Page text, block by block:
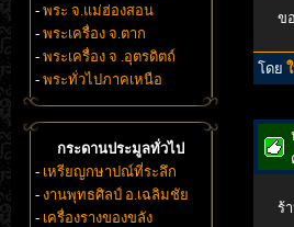
- พระ จ.แม่ฮ่องสอน
- พระเครื่อง จ.ตาก
- พระเครื่อง จ .อุตรดิตถ์
- พระทั่วไปภาคเหนือ
กระดานประมูลทั่วไป
- เหรียญกษาปณ์ที่ระลึก
- งานพุทธศิลป์ อ.เฉลิมชัย
- เครื่องรางของขลัง
ข
โดย
ร้